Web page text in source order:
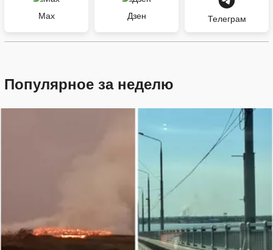
Max Дзен Телеграм
Популярное за неделю